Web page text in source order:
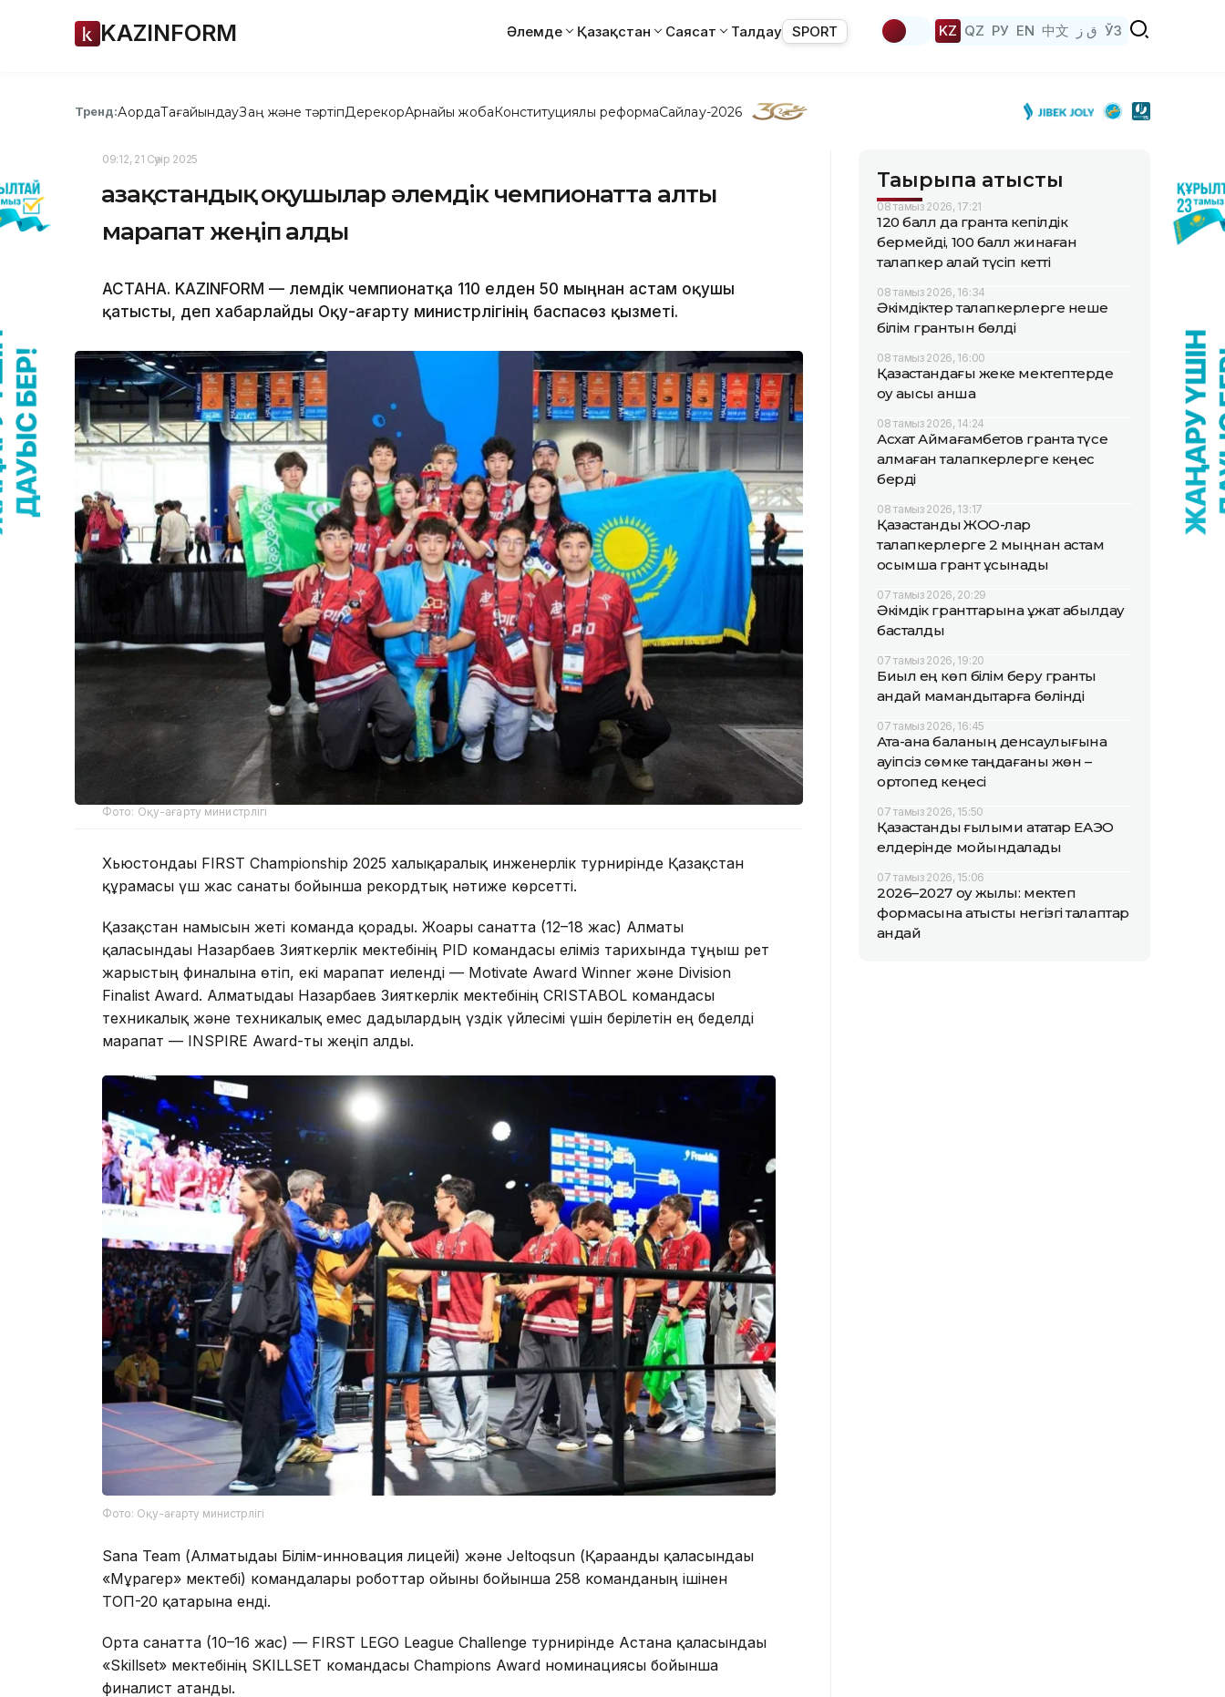
KAZINFORM Әлемде Қазақстан Саясат Талдау SPORT KZ QZ РУ EN 中文 ق ز ЎЗ
Тренд:АқордаТағайындауЗаң және тәртіпДерекқорАрнайы жобаКонституциялық реформаСайлау-2026
09:12, 21 Сәуір 2025
Қазақстандық оқушылар әлемдік чемпионатта алты
марапат жеңіп алды
АСТАНА. KAZINFORM — Әлемдік чемпионатқа 110 елден 50 мыңнан астам оқушы
қатысты, деп хабарлайды Оқу-ағарту министрлігінің баспасөз қызметі.
Фото: Оқу-ағарту министрлігі
Хьюстондағы FIRST Championship 2025 халықаралық инженерлік турнирінде Қазақстан
құрамасы үш жас санаты бойынша рекордтық нәтиже көрсетті.
Қазақстан намысын жеті команда қорғады. Жоғары санатта (12–18 жас) Алматы
қаласындағы Назарбаев Зияткерлік мектебінің PID командасы еліміз тарихында тұңғыш рет
жарыстың финалына өтіп, екі марапат иеленді — Motivate Award Winner және Division
Finalist Award. Алматыдағы Назарбаев Зияткерлік мектебінің CRISTABOL командасы
техникалық және техникалық емес дағдылардың үздік үйлесімі үшін берілетін ең беделді
марапат — INSPIRE Award-ты жеңіп алды.
Фото: Оқу-ағарту министрлігі
Sana Team (Алматыдағы Білім-инновация лицейі) және Jeltoqsun (Қарағанды қаласындағы
«Мұрагер» мектебі) командалары роботтар ойыны бойынша 258 команданың ішінен
ТОП-20 қатарына енді.
Орта санатта (10–16 жас) — FIRST LEGO League Challenge турнирінде Астана қаласындағы
«Skillset» мектебінің SKILLSET командасы Champions Award номинациясы бойынша
финалист атанды.
Тақырыпқа қатысты
08 тамыз 2026, 17:21
120 балл да грантқа кепілдік
бермейді, 100 балл жинаған
талапкер қалай түсіп кетті
08 тамыз 2026, 16:34
Әкімдіктер талапкерлерге неше
білім грантын бөлді
08 тамыз 2026, 16:00
Қазақстандағы жеке мектептерде
оқу ақысы қанша
08 тамыз 2026, 14:24
Асхат Аймағамбетов грантқа түсе
алмаған талапкерлерге кеңес
берді
08 тамыз 2026, 13:17
Қазақстандық ЖОО-лар
талапкерлерге 2 мыңнан астам
қосымша грант ұсынады
07 тамыз 2026, 20:29
Әкімдік гранттарына құжат қабылдау
басталды
07 тамыз 2026, 19:20
Биыл ең көп білім беру гранты
қандай мамандықтарға бөлінді
07 тамыз 2026, 16:45
Ата-ана баланың денсаулығына
қауіпсіз сөмке таңдағаны жөн –
ортопед кеңесі
07 тамыз 2026, 15:50
Қазақстандық ғылыми атақтар ЕАЭО
елдерінде мойындалады
07 тамыз 2026, 15:06
2026–2027 оқу жылы: мектеп
формасына қатысты негізгі талаптар
қандай